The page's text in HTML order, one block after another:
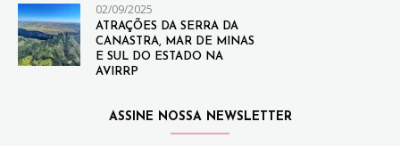
02/09/2025
ATRAÇÕES DA SERRA DA
CANASTRA, MAR DE MINAS
E SUL DO ESTADO NA
AVIRRP
ASSINE NOSSA NEWSLETTER